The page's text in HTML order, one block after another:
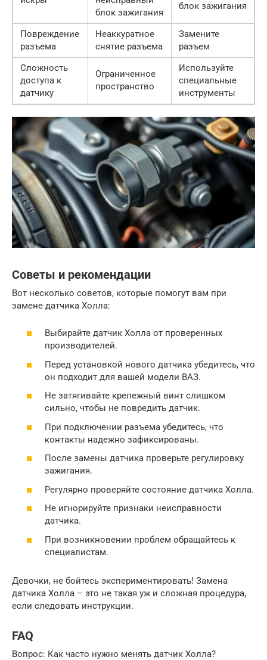
блок зажигания
блок зажигания
Повреждение
разъема
Неаккуратное
снятие разъема
Замените
разъем
Сложность
доступа к
датчику
Ограниченное
пространство
Используйте
специальные
инструменты
Советы и рекомендации
Вот несколько советов, которые помогут вам при
замене датчика Холла:
Выбирайте датчик Холла от проверенных
производителей.
Перед установкой нового датчика убедитесь, что
он подходит для вашей модели ВАЗ.
Не затягивайте крепежный винт слишком
сильно, чтобы не повредить датчик.
При подключении разъема убедитесь, что
контакты надежно зафиксированы.
После замены датчика проверьте регулировку
зажигания.
Регулярно проверяйте состояние датчика Холла.
Не игнорируйте признаки неисправности
датчика.
При возникновении проблем обращайтесь к
специалистам.
Девочки, не бойтесь экспериментировать! Замена
датчика Холла – это не такая уж и сложная процедура,
если следовать инструкции.
FAQ
Вопрос: Как часто нужно менять датчик Холла?